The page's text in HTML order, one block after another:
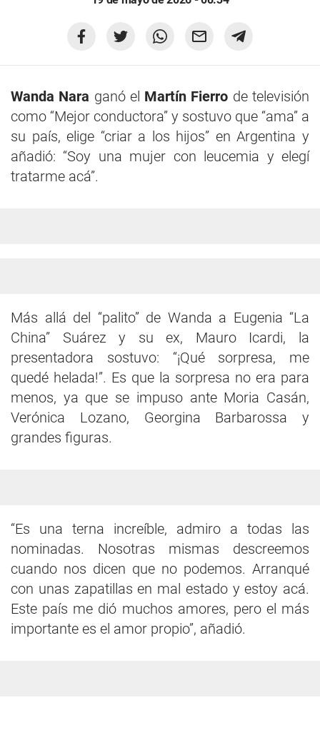
Wanda Nara ganó el Martín Fierro de televisión
como “Mejor conductora” y sostuvo que “ama” a
su país, elige “criar a los hijos” en Argentina y
añadió: “Soy una mujer con leucemia y elegí
tratarme acá”.
Más allá del “palito” de Wanda a Eugenia “La
China” Suárez y su ex, Mauro Icardi, la
presentadora sostuvo: “¡Qué sorpresa, me
quedé helada!”. Es que la sorpresa no era para
menos, ya que se impuso ante Moria Casán,
Verónica Lozano, Georgina Barbarossa y
grandes figuras.
“Es una terna increíble, admiro a todas las
nominadas. Nosotras mismas descreemos
cuando nos dicen que no podemos. Arranqué
con unas zapatillas en mal estado y estoy acá.
Este país me dió muchos amores, pero el más
importante es el amor propio”, añadió.